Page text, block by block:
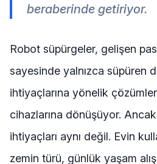
beraberinde getiriyor.
Robot süpürgeler, gelişen
sayesinde yalnızca süpüren
ihtiyaçlarına yönelik çözümler
cihazlarına dönüşüyor. Ancak
ihtiyaçları aynı değil. Evin
zemin türü, günlük yaşam